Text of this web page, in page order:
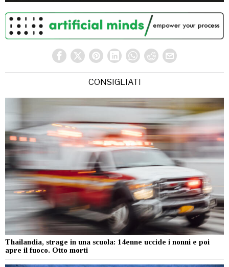
CONSIGLIATI
Thailandia, strage in una scuola: 14enne uccide i nonni e poi
apre il fuoco. Otto morti